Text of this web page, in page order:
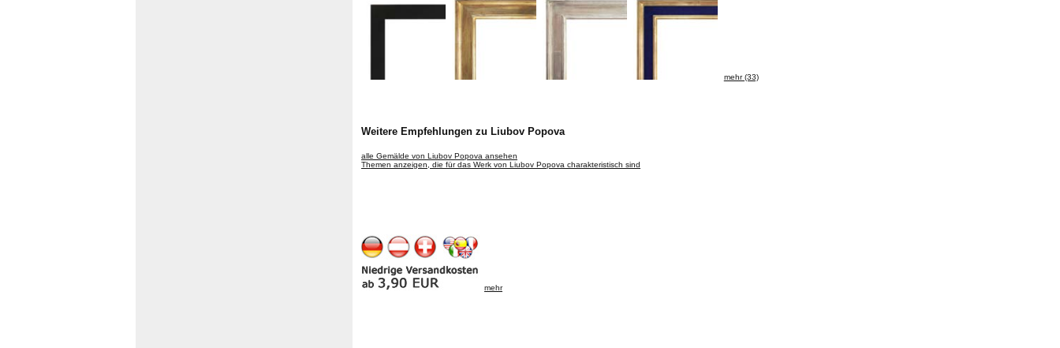
mehr (33)
Weitere Empfehlungen zu Liubov Popova
alle Gemälde von Liubov Popova ansehen
Themen anzeigen, die für das Werk von Liubov Popova charakteristisch sind
mehr